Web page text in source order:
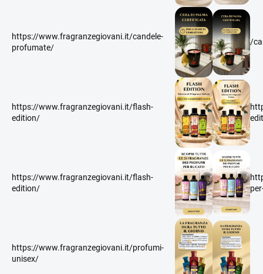
https://www.fragranzegiovani.it/candele-
profumate/
/
https://www.fragranzegiovani.it/flash-
edition/
https://www.fragranzegiovani.it/flash-
edition/
https://www.fragranzegiovani.it/profumi-
unisex/